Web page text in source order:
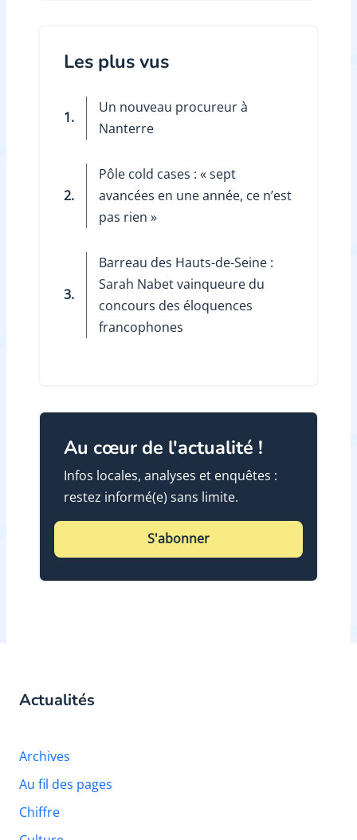
Les plus vus
1.
Un nouveau procureur à
Nanterre
2.
Pôle cold cases : « sept
avancées en une année, ce n’est
pas rien »
3.
Barreau des Hauts-de-Seine :
Sarah Nabet vainqueure du
concours des éloquences
francophones
Au cœur de l'actualité !
Infos locales, analyses et enquêtes :
restez informé(e) sans limite.
S'abonner
Actualités
Archives
Au fil des pages
Chiffre